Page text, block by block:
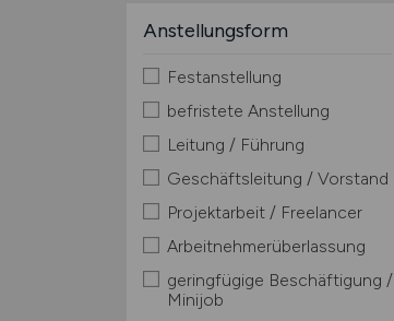
Anstellungsform
Festanstellung
befristete Anstellung
Leitung / Führung
Geschäftsleitung / Vorstand
Projektarbeit / Freelancer
Arbeitnehmerüberlassung
geringfügige Beschäftigung /
Minijob